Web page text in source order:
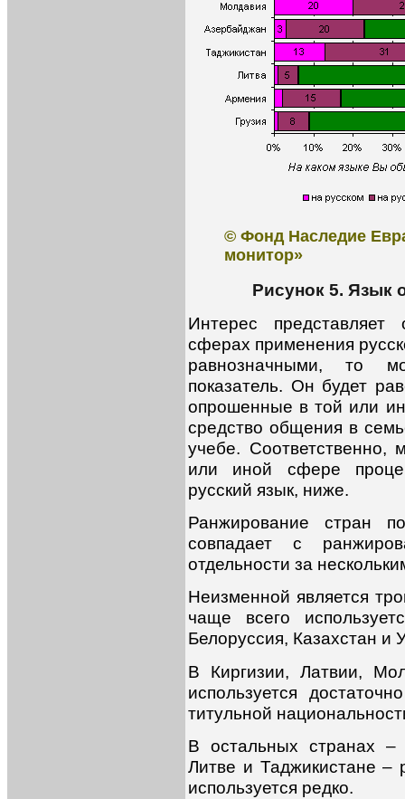
© Фонд Наследие
монитор»
Рисунок 5. Язык
Интерес
сферах применения
равнозначными, то
показатель. Он будет
опрошенные в той или
средство общения в
учебе. Соответственно,
или иной сфере
русский язык, ниже.
Ранжирование стран
совпадает с
отдельности за
Неизменной является
чаще всего
Белоруссия, Казахстан и
В Киргизии, Латвии,
используется
титульной
В остальных странах –
Литве и Таджикистане –
используется редко.